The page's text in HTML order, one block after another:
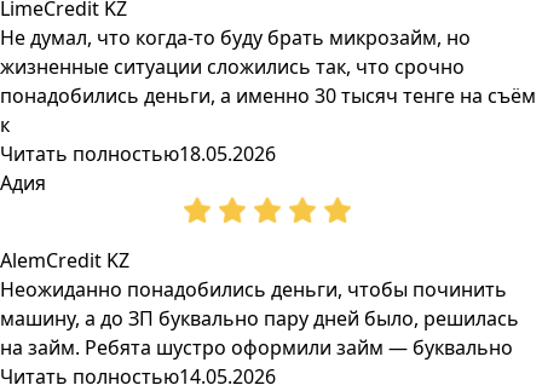
LimeCredit KZ
Не думал, что когда-то буду брать микрозайм, но
жизненные ситуации сложились так, что срочно
понадобились деньги, а именно 30 тысяч тенге на съём
к
Читать полностью18.05.2026
Адия
AlemCredit KZ
Неожиданно понадобились деньги, чтобы починить
машину, а до ЗП буквально пару дней было, решилась
на займ. Ребята шустро оформили займ — буквально
Читать полностью14.05.2026